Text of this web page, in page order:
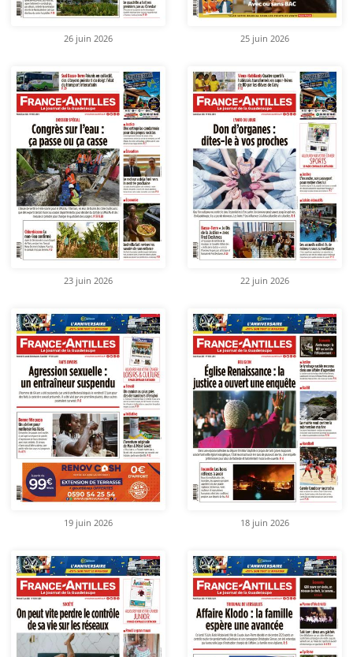
26 juin 2026 25 juin 2026
23 juin 2026 22 juin 2026
19 juin 2026 18 juin 2026